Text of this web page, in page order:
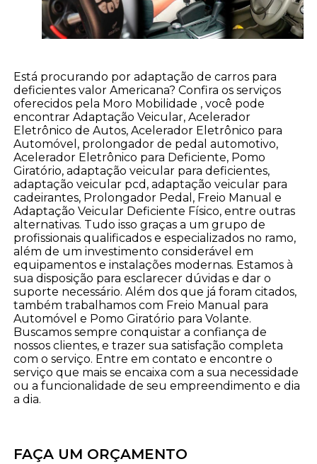
Está procurando por adaptação de carros para
deficientes valor Americana? Confira os serviços
oferecidos pela Moro Mobilidade , você pode
encontrar Adaptação Veicular, Acelerador
Eletrônico de Autos, Acelerador Eletrônico para
Automóvel, prolongador de pedal automotivo,
Acelerador Eletrônico para Deficiente, Pomo
Giratório, adaptação veicular para deficientes,
adaptação veicular pcd, adaptação veicular para
cadeirantes, Prolongador Pedal, Freio Manual e
Adaptação Veicular Deficiente Físico, entre outras
alternativas. Tudo isso graças a um grupo de
profissionais qualificados e especializados no ramo,
além de um investimento considerável em
equipamentos e instalações modernas. Estamos à
sua disposição para esclarecer dúvidas e dar o
suporte necessário. Além dos que já foram citados,
também trabalhamos com Freio Manual para
Automóvel e Pomo Giratório para Volante.
Buscamos sempre conquistar a confiança de
nossos clientes, e trazer sua satisfação completa
com o serviço. Entre em contato e encontre o
serviço que mais se encaixa com a sua necessidade
ou a funcionalidade de seu empreendimento e dia
a dia.
FAÇA UM ORÇAMENTO